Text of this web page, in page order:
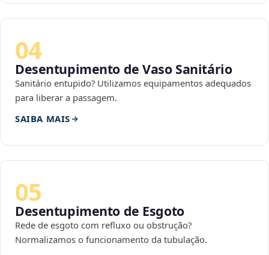
04
Desentupimento de Vaso Sanitário
Sanitário entupido? Utilizamos equipamentos adequados
para liberar a passagem.
SAIBA MAIS
05
Desentupimento de Esgoto
Rede de esgoto com refluxo ou obstrução?
Normalizamos o funcionamento da tubulação.